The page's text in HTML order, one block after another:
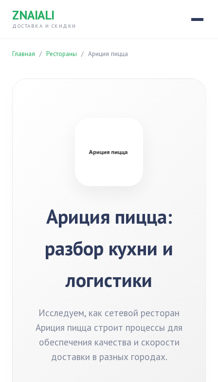
ZNAIALI
ДОСТАВКА И СКИДКИ
Главная / Рестораны / Ариция пицца
Ариция пицца:
разбор кухни и
логистики
Исследуем, как сетевой ресторан
Ариция пицца строит процессы для
обеспечения качества и скорости
доставки в разных городах.